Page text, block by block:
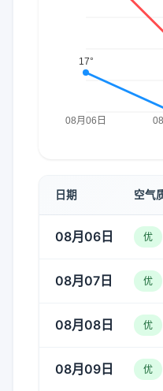
日期 空气
08月06日 优
08月07日 优
08月08日 优
08月09日 优